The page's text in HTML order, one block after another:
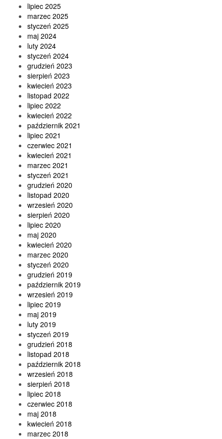
lipiec 2025
marzec 2025
styczeń 2025
maj 2024
luty 2024
styczeń 2024
grudzień 2023
sierpień 2023
kwiecień 2023
listopad 2022
lipiec 2022
kwiecień 2022
październik 2021
lipiec 2021
czerwiec 2021
kwiecień 2021
marzec 2021
styczeń 2021
grudzień 2020
listopad 2020
wrzesień 2020
sierpień 2020
lipiec 2020
maj 2020
kwiecień 2020
marzec 2020
styczeń 2020
grudzień 2019
październik 2019
wrzesień 2019
lipiec 2019
maj 2019
luty 2019
styczeń 2019
grudzień 2018
listopad 2018
październik 2018
wrzesień 2018
sierpień 2018
lipiec 2018
czerwiec 2018
maj 2018
kwiecień 2018
marzec 2018